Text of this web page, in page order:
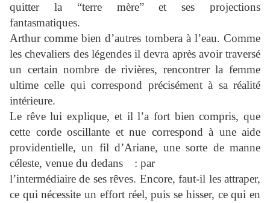
quitter la “terre mère” et ses projections
fantasmatiques.
Arthur comme bien d’autres tombera à l’eau. Comme
les chevaliers des légendes il devra après avoir traversé
un certain nombre de rivières, rencontrer la femme
ultime celle qui correspond précisément à sa réalité
intérieure.
Le rêve lui explique, et il l’a fort bien compris, que
cette corde oscillante et nue correspond à une aide
providentielle, un fil d’Ariane, une sorte de manne
céleste, venue du dedans : par
l’intermédiaire de ses rêves. Encore, faut-il les attraper,
ce qui nécessite un effort réel, puis se hisser, ce qui en